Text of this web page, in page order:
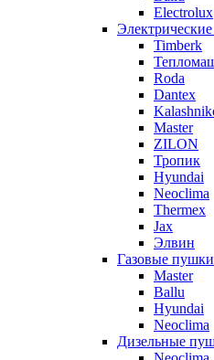
Electrolux
Timberk
Roda
Dantex
Master
ZILON
Тропик
Hyundai
Neoclima
Thermex
Jax
Элвин
Газовые пушки
Master
Ballu
Hyundai
Neoclima
Дизельные